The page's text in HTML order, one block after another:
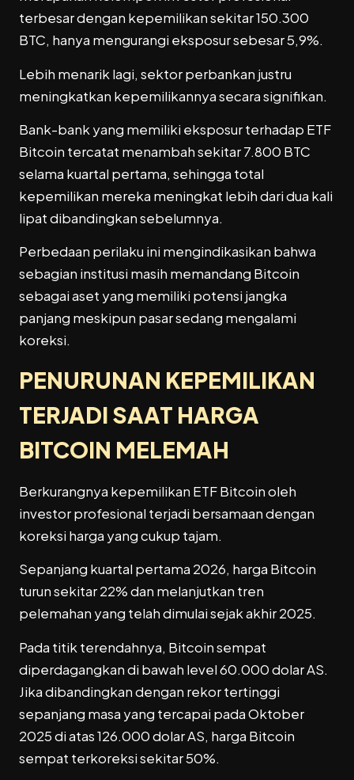
terbesar dengan kepemilikan sekitar 150.300
BTC, hanya mengurangi eksposur sebesar 5,9%.
Lebih menarik lagi, sektor perbankan justru
meningkatkan kepemilikannya secara signifikan.
Bank-bank yang memiliki eksposur terhadap ETF
Bitcoin tercatat menambah sekitar 7.800 BTC
selama kuartal pertama, sehingga total
kepemilikan mereka meningkat lebih dari dua kali
lipat dibandingkan sebelumnya.
Perbedaan perilaku ini mengindikasikan bahwa
sebagian institusi masih memandang Bitcoin
sebagai aset yang memiliki potensi jangka
panjang meskipun pasar sedang mengalami
koreksi.
PENURUNAN KEPEMILIKAN
TERJADI SAAT HARGA
BITCOIN MELEMAH
Berkurangnya kepemilikan ETF Bitcoin oleh
investor profesional terjadi bersamaan dengan
koreksi harga yang cukup tajam.
Sepanjang kuartal pertama 2026, harga Bitcoin
turun sekitar 22% dan melanjutkan tren
pelemahan yang telah dimulai sejak akhir 2025.
Pada titik terendahnya, Bitcoin sempat
diperdagangkan di bawah level 60.000 dolar AS.
Jika dibandingkan dengan rekor tertinggi
sepanjang masa yang tercapai pada Oktober
2025 di atas 126.000 dolar AS, harga Bitcoin
sempat terkoreksi sekitar 50%.